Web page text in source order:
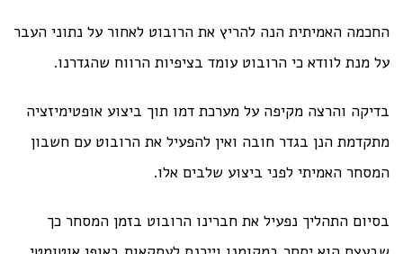
החכמה האמיתית הנה להריץ את הרובוט לאחור על נתוני העבר
על מנת לוודא כי הרובוט עומד בציפיות הרווח שהגדרנו.
בדיקה והרצה מקיפה על מערכת דמו תוך ביצוע אופטימיזציה
מתקדמת הנן בגדר חובה ואין להפעיל את הרובוט עם חשבון
המסחר האמיתי לפני ביצוע שלבים אלו.
בסיום התהליך נפעיל את חברינו הרובוט בזמן המסחר כך